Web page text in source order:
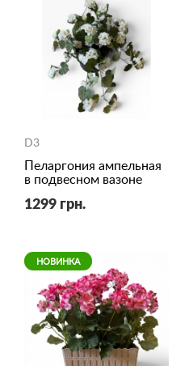
D3
Пеларгония ампельная
в подвесном вазоне
1299 грн.
НОВИНКА